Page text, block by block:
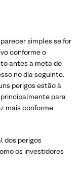
simples se for
conforme o
antes a meta de
no dia seguinte.
perigos estão à
para
mais conforme
dos perigos
os investidores